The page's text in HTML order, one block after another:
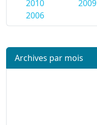
2010
2009
2006
Archives par mois